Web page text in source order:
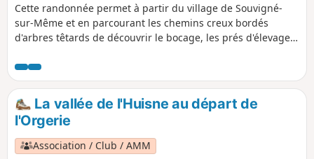
Cette randonnée permet à partir du village de Souvigné-
sur-Même et en parcourant les chemins creux bordés
d'arbres têtards de découvrir le bocage, les prés d'élevage,
succèdent et permettent à leur sommet de découvrir les
villages de Préval et d'Avezé et les vallées d'Huisne et de la
Même.La vallée de l'Huisne au départ de
l'Orgerie
Association / Club / AMM